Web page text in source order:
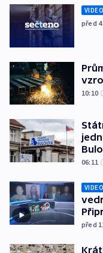
VIDEO
před 4
10:10
06:11
VIDEO
před